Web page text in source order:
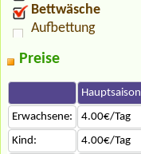
Bettwäsche
Aufbettung
Preise
Hauptsaison
Erwachsene:
4.00€/Tag
Kind:
4.00€/Tag